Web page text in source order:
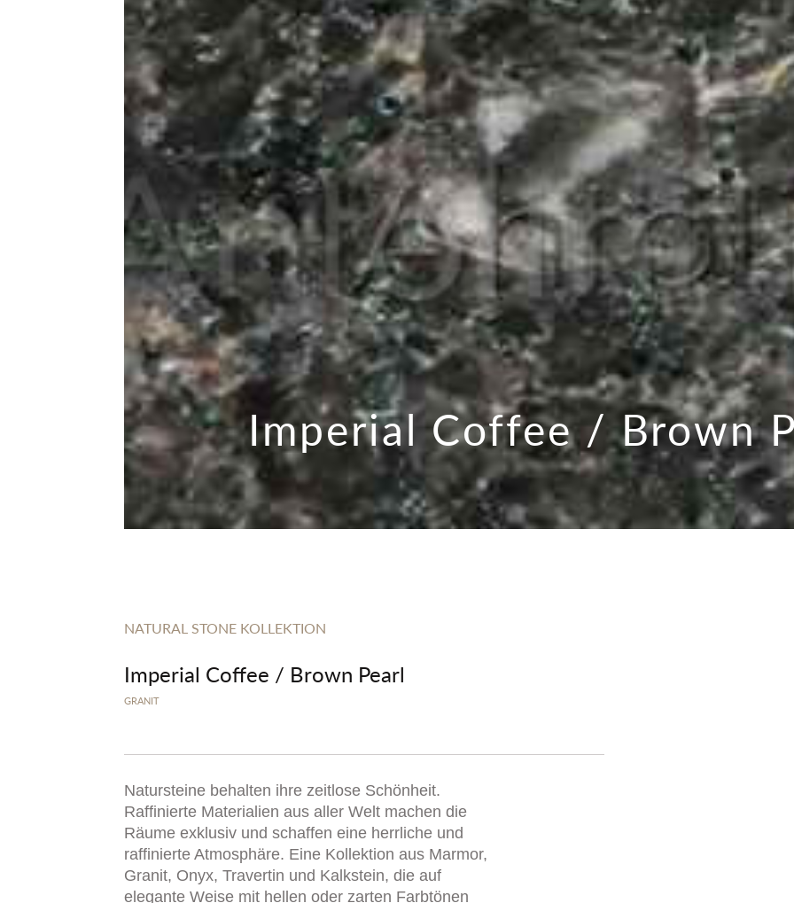
Imperial Coffee / Brown
NATURAL STONE KOLLEKTION
Imperial Coffee / Brown Pearl
GRANIT
Natursteine behalten ihre zeitlose Schönheit.
Raffinierte Materialien aus aller Welt machen die
Räume exklusiv und schaffen eine herrliche und
raffinierte Atmosphäre. Eine Kollektion aus Marmor,
Granit, Onyx, Travertin und Kalkstein, die auf
elegante Weise mit hellen oder zarten Farbtönen